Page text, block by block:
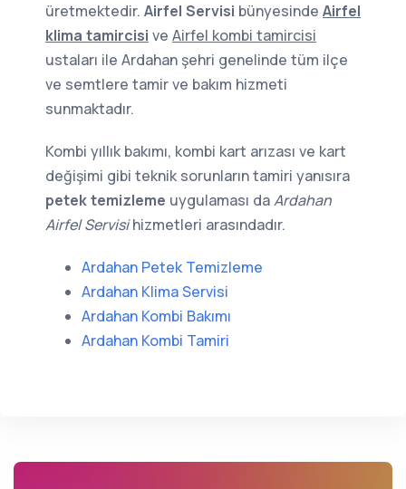
üretmektedir. Airfel Servisi bünyesinde Airfel
klima tamircisi ve Airfel kombi tamircisi
ustaları ile Ardahan şehri genelinde tüm ilçe
ve semtlere tamir ve bakım hizmeti
sunmaktadır.
Kombi yıllık bakımı, kombi kart arızası ve kart
değişimi gibi teknik sorunların tamiri yanısıra
petek temizleme uygulaması daArdahan
Airfel Servisihizmetleri arasındadır.
Ardahan Petek Temizleme
Ardahan Klima Servisi
Ardahan Kombi Bakımı
Ardahan Kombi Tamiri